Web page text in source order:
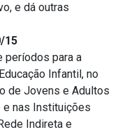
e dá outras
15
períodos para a
Infantil, no
de Jovens e Adultos
e nas Instituições
Indireta e